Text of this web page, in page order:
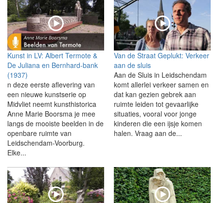
Kunst in LV: Albert Termote &
De Juliana en Bernhard-bank
(1937)
n deze eerste aflevering van
een nieuwe kunstserie op
Midvliet neemt kunsthistorica
Anne Marie Boorsma je mee
langs de mooiste beelden in de
openbare ruimte van
Leidschendam-Voorburg.
Elke...
Van de Straat Geplukt: Verkeer
aan de sluis
Aan de Sluis in Leidschendam
komt allerlei verkeer samen en
dat kan gezien gebrek aan
ruimte leiden tot gevaarlijke
situaties, vooral voor jonge
kinderen die een ijsje komen
halen. Vraag aan de...